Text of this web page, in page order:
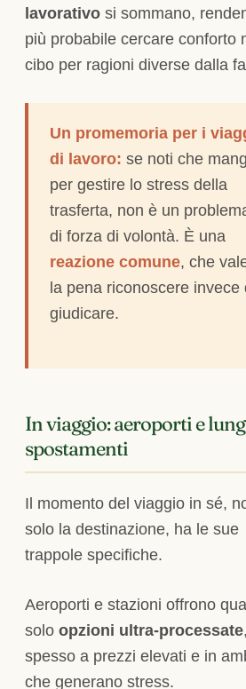
lavorativo si sommano,
più probabile cercare conforto
cibo per ragioni diverse dalla
Un promemoria per i
di lavoro: se noti che
per gestire lo stress della
trasferta, non è un
di forza di volontà. È una
reazione comune, che
la pena riconoscere invece
giudicare.
In viaggio: aeroporti e
spostamenti
Il momento del viaggio in sé,
solo la destinazione, ha le sue
trappole specifiche.
Aeroporti e stazioni offrono
solo opzioni ultra-processate,
spesso a prezzi elevati e in
che generano stress.